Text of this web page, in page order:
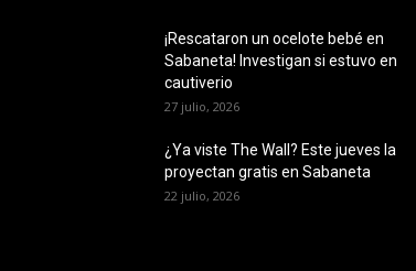
¡Rescataron un ocelote bebé en
Sabaneta! Investigan si estuvo en
cautiverio
27 julio, 2026
¿Ya viste The Wall? Este jueves la
proyectan gratis en Sabaneta
22 julio, 2026